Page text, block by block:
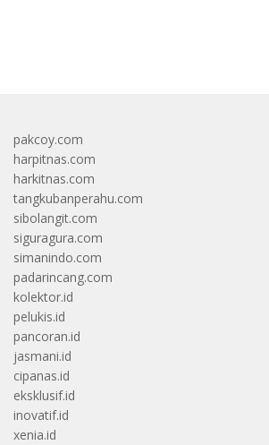
pakcoy.com
harpitnas.com
harkitnas.com
tangkubanperahu.com
sibolangit.com
siguragura.com
simanindo.com
padarincang.com
kolektor.id
pelukis.id
pancoran.id
jasmani.id
cipanas.id
eksklusif.id
inovatif.id
xenia.id